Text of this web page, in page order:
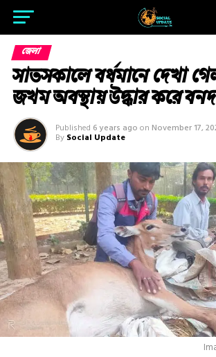
জেলা
সাতসকালে বর্ধমানে দেখা
জখম অবস্থায় উদ্ধার করে
Published 6 years ago on November 17,
By Social Update